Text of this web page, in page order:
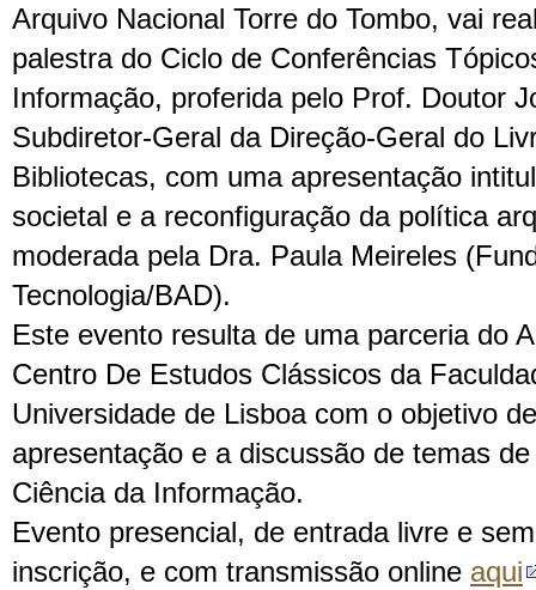
Arquivo Nacional Torre do Tombo, vai
palestra do Ciclo de Conferências
Informação, proferida pelo Prof. Doutor
Subdiretor-Geral da Direção-Geral do
Bibliotecas, com uma apresentação
societal e a reconfiguração da política
moderada pela Dra. Paula Meireles
Tecnologia/BAD).
Este evento resulta de uma parceria do
Centro De Estudos Clássicos da
Universidade de Lisboa com o objetivo
apresentação e a discussão de temas
Ciência da Informação.
Evento presencial, de entrada livre e
inscrição, e com transmissão online aqui